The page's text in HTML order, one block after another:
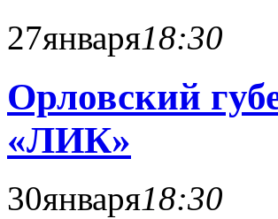
27января18:30
Орловский
«ЛИК»
30января18:30